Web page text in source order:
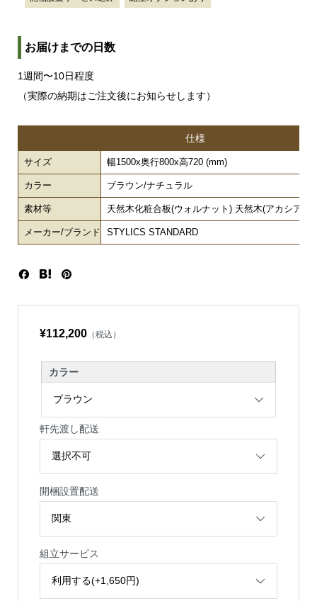
お届けまでの日数
1週間〜10日程度
（実際の納期はご注文後にお知らせします）
仕様
サイズ 幅1500x奥行800x高720 (mm)
カラー ブラウン/ナチュラル
素材等 天然木化粧合板(ウォルナット) 天然木(アカシア)
メーカー/ブランド STYLICS STANDARD
¥112,200（税込）
カラー
軒先渡し配送
開梱設置配送
組立サービス